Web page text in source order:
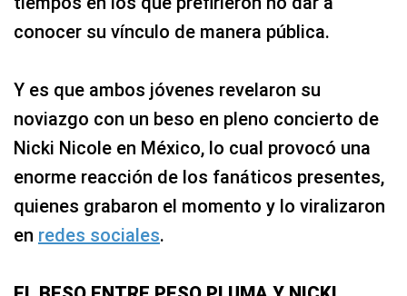
conocer su vínculo de manera pública.
Y es que ambos jóvenes revelaron su
noviazgo con un beso en pleno concierto de
Nicki Nicole en México, lo cual provocó una
enorme reacción de los fanáticos presentes,
quienes grabaron el momento y lo viralizaron
en redes sociales.